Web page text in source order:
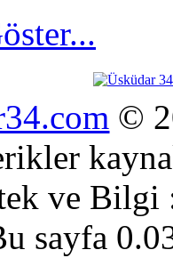
©
ve
sayfa